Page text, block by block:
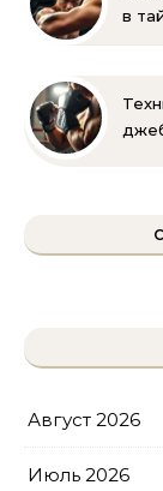
в
Август 2026
Июль 2026